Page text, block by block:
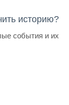
историю?
события и их